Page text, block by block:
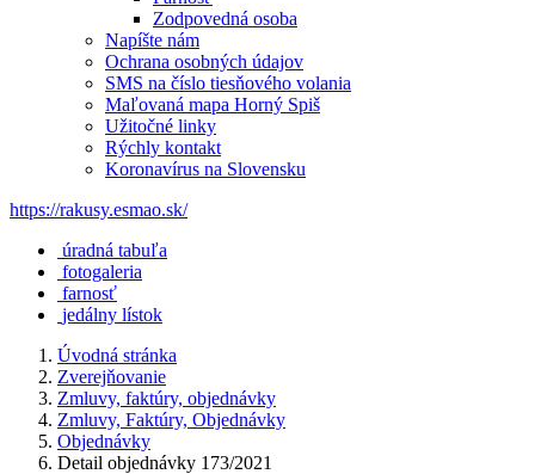
Zodpovedná osoba
Napíšte nám
Ochrana osobných údajov
SMS na číslo tiesňového volania
Maľovaná mapa Horný Spiš
Užitočné linky
Rýchly kontakt
Koronavírus na Slovensku
https://rakusy.esmao.sk/
úradná tabuľa
fotogaleria
farnosť
jedálny lístok
Úvodná stránka
Zverejňovanie
Zmluvy, faktúry, objednávky
Zmluvy, Faktúry, Objednávky
Objednávky
Detail objednávky 173/2021